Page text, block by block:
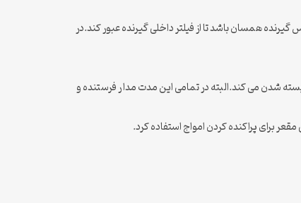
همسان باشد تا از فیلتر داخلی گیرنده عبور کند.در
را به کار انداخته ودرب باز می شود .بعد از مدتی حدود 10 ثانیه درب دوباره شروع به بسته شدن می کند.البته در تمامی این مدت مدا ر فرستنده و
برای پراکنده کردن امواج استفاده کرد.